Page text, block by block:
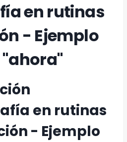
en rutinas
- Ejemplo
en rutinas
- Ejemplo